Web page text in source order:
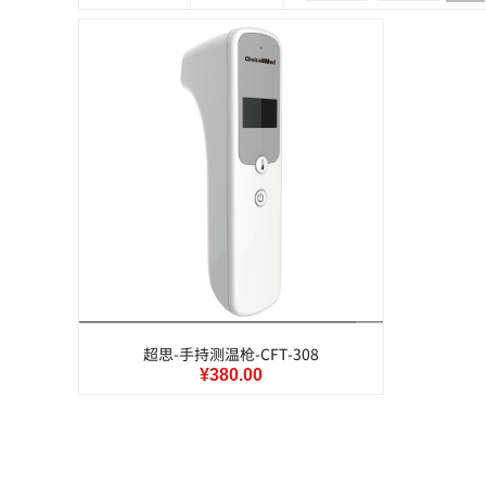
超思-手持测温枪-CFT-308
¥380.00